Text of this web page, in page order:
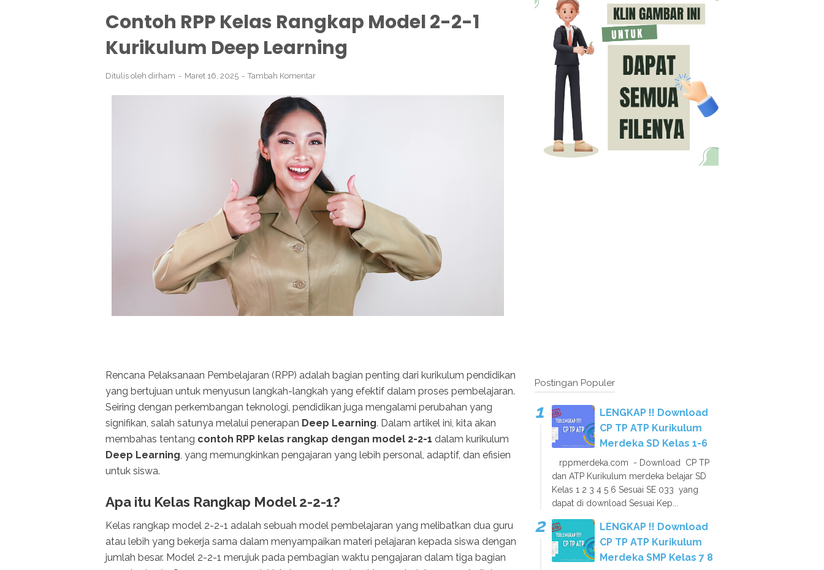
Contoh RPP Kelas Rangkap Model 2-2-1
Kurikulum Deep Learning
Ditulis oleh dirham Maret 16, 2025 Tambah Komentar
Rencana Pelaksanaan Pembelajaran (RPP) adalah bagian penting dari kurikulum pendidikan
yang bertujuan untuk menyusun langkah-langkah yang efektif dalam proses pembelajaran.
Seiring dengan perkembangan teknologi, pendidikan juga mengalami perubahan yang
signifikan, salah satunya melalui penerapan Deep Learning. Dalam artikel ini, kita akan
membahas tentang contoh RPP kelas rangkap dengan model 2-2-1 dalam kurikulum
Deep Learning , yang memungkinkan pengajaran yang lebih personal, adaptif, dan efisien
untuk siswa.
Apa itu Kelas Rangkap Model 2-2-1?
Kelas rangkap model 2-2-1 adalah sebuah model pembelajaran yang melibatkan dua guru
atau lebih yang bekerja sama dalam menyampaikan materi pelajaran kepada siswa dengan
jumlah besar. Model 2-2-1 merujuk pada pembagian waktu pengajaran dalam tiga bagian
Postingan Populer
LENGKAP !! Download
CP TP ATP Kurikulum
Merdeka SD Kelas 1-6
rppmerdeka.com - Download CP TP
dan ATP Kurikulum merdeka belajar SD
Kelas 1 2 3 4 5 6 Sesuai SE 033 yang
dapat di download Sesuai Kep...
LENGKAP !! Download
CP TP ATP Kurikulum
Merdeka SMP Kelas 7 8